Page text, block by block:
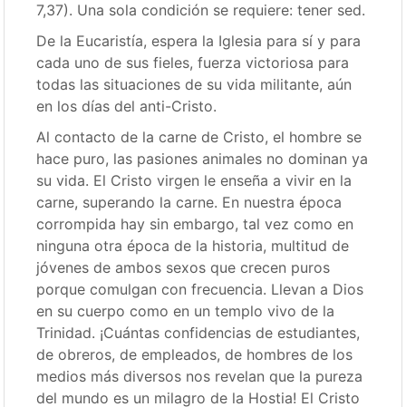
7,37). Una sola condición se requiere: tener sed.
De la Eucaristía, espera la Iglesia para sí y para
cada uno de sus fieles, fuerza victoriosa para
todas las situaciones de su vida militante, aún
en los días del anti-Cristo.
Al contacto de la carne de Cristo, el hombre se
hace puro, las pasiones animales no dominan ya
su vida. El Cristo virgen le enseña a vivir en la
carne, superando la carne. En nuestra época
corrompida hay sin embargo, tal vez como en
ninguna otra época de la historia, multitud de
jóvenes de ambos sexos que crecen puros
porque comulgan con frecuencia. Llevan a Dios
en su cuerpo como en un templo vivo de la
Trinidad. ¡Cuántas confidencias de estudiantes,
de obreros, de empleados, de hombres de los
medios más diversos nos revelan que la pureza
del mundo es un milagro de la Hostia! El Cristo